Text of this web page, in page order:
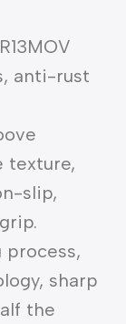
anti-rust
texture,
slip,
sharp
the